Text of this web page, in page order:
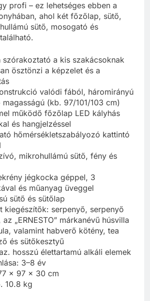
profi – ez lehetséges ebben a
ahol két főzőlap, sütő,
sütő, mosogató és
szórakoztató a kis szakácsoknak
ösztönzi a képzelet és a
valódi fából, háromirányú
magasságú (kb. 97/101/103 cm)
működő főzőlap LED kályhás
és hangjelzéssel
hőmérsékletszabályozó kattintó
mikrohullámú sütő, fény és
jégkocka géppel, 3
és műanyag üveggel
sütő és sütőlap
kiegészítők: serpenyő, serpenyő
„ERNESTO” márkanévű húsvilla
valamint habverő kötény, tea
és sütőkesztyű
hosszú élettartamú alkáli elemek
3–8 év
x 97 x 30 cm
10.8 kg